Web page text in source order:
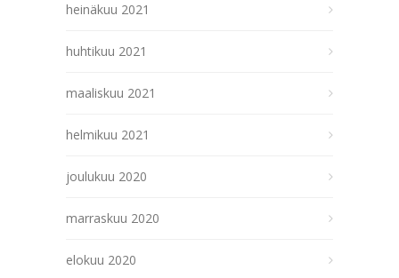
heinäkuu 2021
huhtikuu 2021
maaliskuu 2021
helmikuu 2021
joulukuu 2020
marraskuu 2020
elokuu 2020